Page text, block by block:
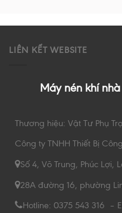
LIÊN KẾT WEBSITE
Máy nén khí
Thương hiệu: Vật Tư Phụ
Công ty TNHH Thiết Bị
Số 4, Võ Trung, Phúc Lợi,
28A đường 16, phường
Hotline: 0375 543 316 –